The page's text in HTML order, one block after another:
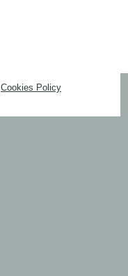
Cookies Policy